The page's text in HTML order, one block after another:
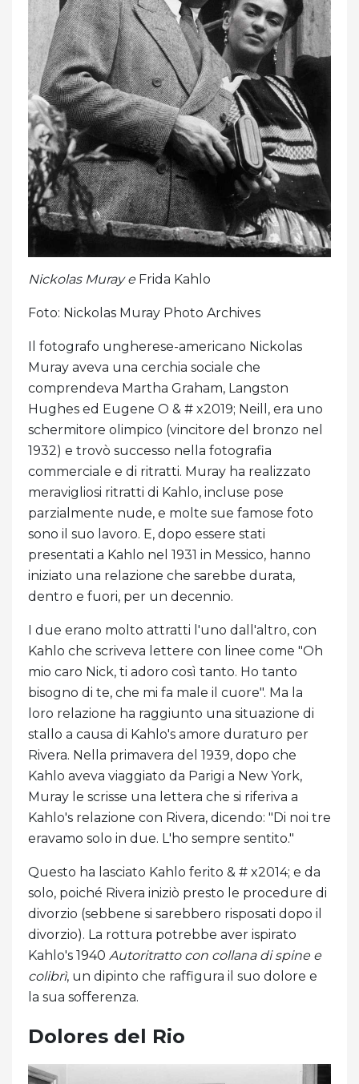
Nickolas Muray e Frida Kahlo
Foto: Nickolas Muray Photo Archives
Il fotografo ungherese-americano Nickolas
Muray aveva una cerchia sociale che
comprendeva Martha Graham, Langston
Hughes ed Eugene O & # x2019; Neill, era uno
schermitore olimpico (vincitore del bronzo nel
1932) e trovò successo nella fotografia
commerciale e di ritratti. Muray ha realizzato
meravigliosi ritratti di Kahlo, incluse pose
parzialmente nude, e molte sue famose foto
sono il suo lavoro. E, dopo essere stati
presentati a Kahlo nel 1931 in Messico, hanno
iniziato una relazione che sarebbe durata,
dentro e fuori, per un decennio.
I due erano molto attratti l'uno dall'altro, con
Kahlo che scriveva lettere con linee come "Oh
mio caro Nick, ti ​​adoro così tanto. Ho tanto
bisogno di te, che mi fa male il cuore". Ma la
loro relazione ha raggiunto una situazione di
stallo a causa di Kahlo's amore duraturo per
Rivera. Nella primavera del 1939, dopo che
Kahlo aveva viaggiato da Parigi a New York,
Muray le scrisse una lettera che si riferiva a
Kahlo's relazione con Rivera, dicendo: "Di noi tre
eravamo solo in due. L'ho sempre sentito."
Questo ha lasciato Kahlo ferito & # x2014; e da
solo, poiché Rivera iniziò presto le procedure di
divorzio (sebbene si sarebbero risposati dopo il
divorzio). La rottura potrebbe aver ispirato
Kahlo's 1940 Autoritratto con collana di spine e
colibrì, un dipinto che raffigura il suo dolore e
la sua sofferenza.
Dolores del Rio